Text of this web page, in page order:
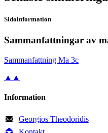
Sidoinformation
Sammanfattningar av
Sam­man­fatt­ning Ma 3c
▲▲
Information
Georgios Theodoridis